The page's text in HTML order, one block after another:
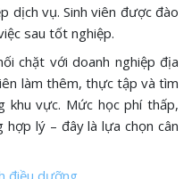
dịch vụ. Sinh viên được đào
sau tốt nghiệp.
chặt với doanh nghiệp địa
làm thêm, thực tập và tìm
khu vực. Mức học phí thấp,
hợp lý – đây là lựa chọn cân
điều dưỡng